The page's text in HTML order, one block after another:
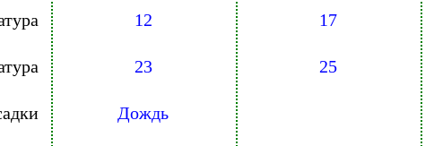
12 17
23 25
Дождь